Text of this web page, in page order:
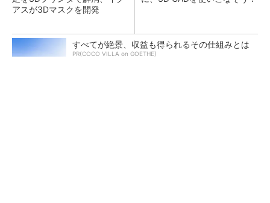
アスが3Dマスクを開発
すべてが絶景、収益も得られるその仕組みとは
PR(COCO VILLA on GOETHE)